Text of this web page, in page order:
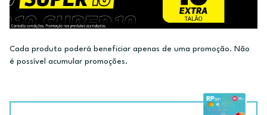
Cada produto poderá beneficiar apenas de uma promoção. Não
é possível acumular promoções.